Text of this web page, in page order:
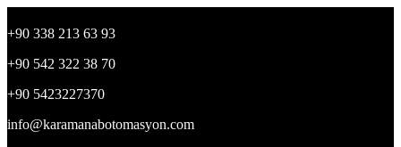
+90 338 213 63 93
+90 542 322 38 70
+90 5423227370
info@karamanabotomasyon.com